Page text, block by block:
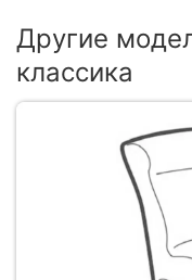
Другие
классика